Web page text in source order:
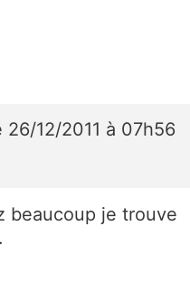
26/12/2011 à 07h56
beaucoup je trouve